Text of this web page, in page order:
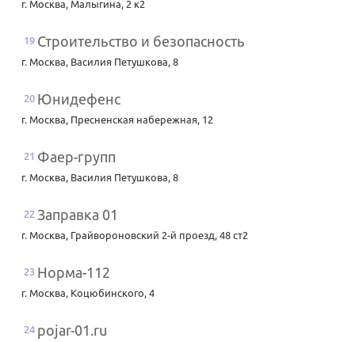
г. Москва, Малыгина, 2 к2
19 Строительство и безопасность
г. Москва, Василия Петушкова, 8
20 Юнидефенс
г. Москва, Пресненская набережная, 12
21 Фаер-групп
г. Москва, Василия Петушкова, 8
22 Заправка 01
г. Москва, Грайвороновский 2-й проезд, 48 ст2
23 Норма-112
г. Москва, Коцюбинского, 4
24 pojar-01.ru